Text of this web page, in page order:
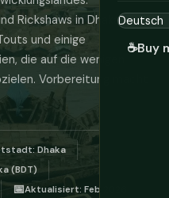
☕Buy
Rickshaws in Dhaka,
und einige
die auf die wenigen
Vorbereitung macht
Dhaka
(BDT)
📅Aktualisiert: Feb 2026